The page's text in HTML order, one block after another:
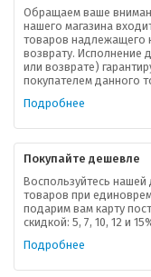
Обращаем ваше
нашего магазина
товаров надлежащего
возврату. Исполнение
или возврате)
покупателем данного
Подробнее
Покупайте дешевле
Воспользуйтесь нашей
товаров при
подарим вам карту
скидкой: 5, 7, 10, 12 и
Подробнее